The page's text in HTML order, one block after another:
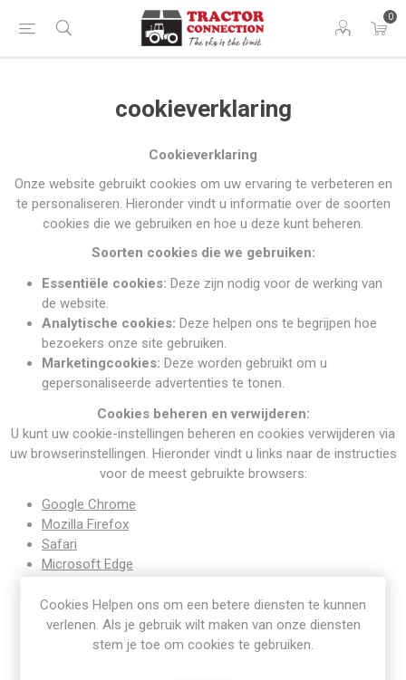
0
cookieverklaring
Cookieverklaring
Onze website gebruikt cookies om uw ervaring te verbeteren en
te personaliseren. Hieronder vindt u informatie over de soorten
cookies die we gebruiken en hoe u deze kunt beheren.
Soorten cookies die we gebruiken:
Essentiële cookies: Deze zijn nodig voor de werking van
de website.
Analytische cookies: Deze helpen ons te begrijpen hoe
bezoekers onze site gebruiken.
Marketingcookies: Deze worden gebruikt om u
gepersonaliseerde advertenties te tonen.
Cookies beheren en verwijderen:
U kunt uw cookie-instellingen beheren en cookies verwijderen via
uw browserinstellingen. Hieronder vindt u links naar de instructies
voor de meest gebruikte browsers:
Google Chrome
Mozilla Firefox
Safari
Microsoft Edge
verwijzen wij u naar onsPrivacybeleid.
Cookies Helpen ons om een betere diensten te kunnen
verlenen. Als je gebruik wilt maken van onze diensten
stem je toe om cookies te gebruiken.